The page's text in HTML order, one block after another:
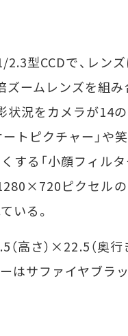
型CCDで、レンズ
ームレンズを組み
状況をカメラが14
トピクチャー」や
る「小顔フィルタ
ピクセル
いる。
高さ）×22.5（奥行
はサファイヤブラ